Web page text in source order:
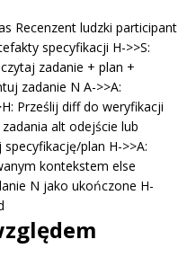
Recenzent ludzki participant
specyfikacji H->>S:
zadanie + plan +
zadanie N A->>A:
Prześlij diff do weryfikacji
alt odejście lub
plan H->>A:
kontekstem else
N jako ukończone H-